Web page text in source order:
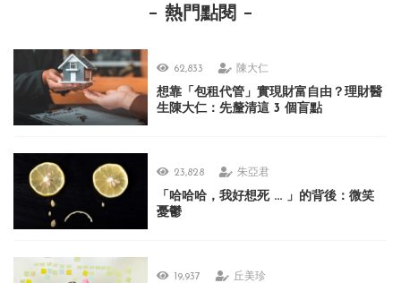
熱門點閱
62,833 陳大仁
想靠「包租代管」實現財富自由？理財醫
生陳大仁：先釐清這 3 個盲點
23,828 朱亞君
「哈哈哈，我好想死 ... 」的背後：微笑
憂鬱
19,937 丘美珍